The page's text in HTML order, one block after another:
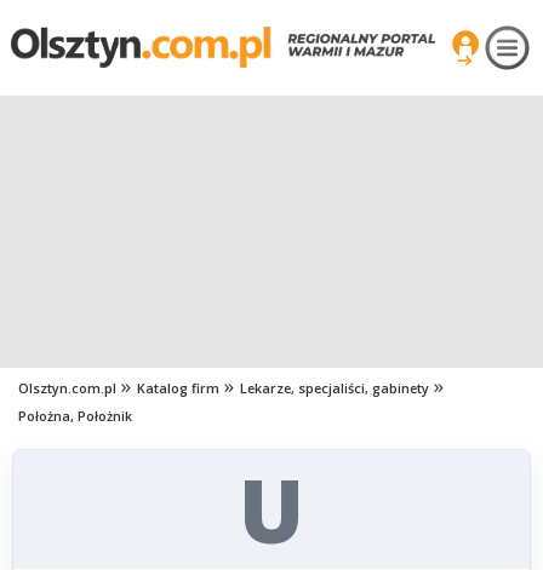
Olsztyn.com.pl Katalog firm
Lekarze, specjaliści, gabinety
Położna, Położnik
U